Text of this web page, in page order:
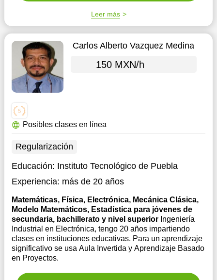
Leer más
Carlos Alberto Vazquez Medina
150 MXN/h
Posibles clases en línea
Regularización
Educación: Instituto Tecnológico de Puebla
Experiencia: más de 20 años
Matemáticas, Física, Electrónica, Mecánica Clásica,
Modelo Matemáticos, Estadística para jóvenes de
secundaria, bachillerato y nivel superior Ingeniería
Industrial en Electrónica, tengo 20 años impartiendo
clases en instituciones educativas. Para un aprendizaje
significativo se usa Aula Invertida y Aprendizaje Basado
en Proyectos.